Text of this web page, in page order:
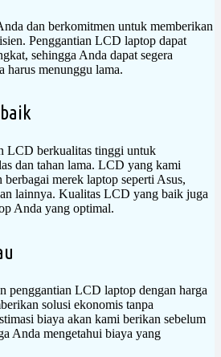
dan berkomitmen untuk memberikan
Penggantian LCD laptop dapat
sehingga Anda dapat segera
harus menunggu lama.
LCD berkualitas tinggi untuk
dan tahan lama. LCD yang kami
merek laptop seperti Asus,
lainnya. Kualitas LCD yang baik juga
Anda yang optimal.
penggantian LCD laptop dengan harga
solusi ekonomis tanpa
biaya akan kami berikan sebelum
Anda mengetahui biaya yang